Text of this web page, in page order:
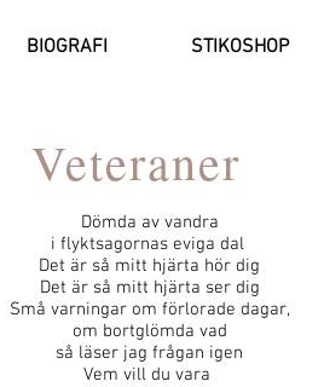
BIOGRAFI STIKOSHOP
Veteraner
Dömda av vandra
i flyktsagornas eviga dal
Det är så mitt hjärta hör dig
Det är så mitt hjärta ser dig
Små varningar om förlorade dagar,
om bortglömda vad
så läser jag frågan igen
Vem vill du vara